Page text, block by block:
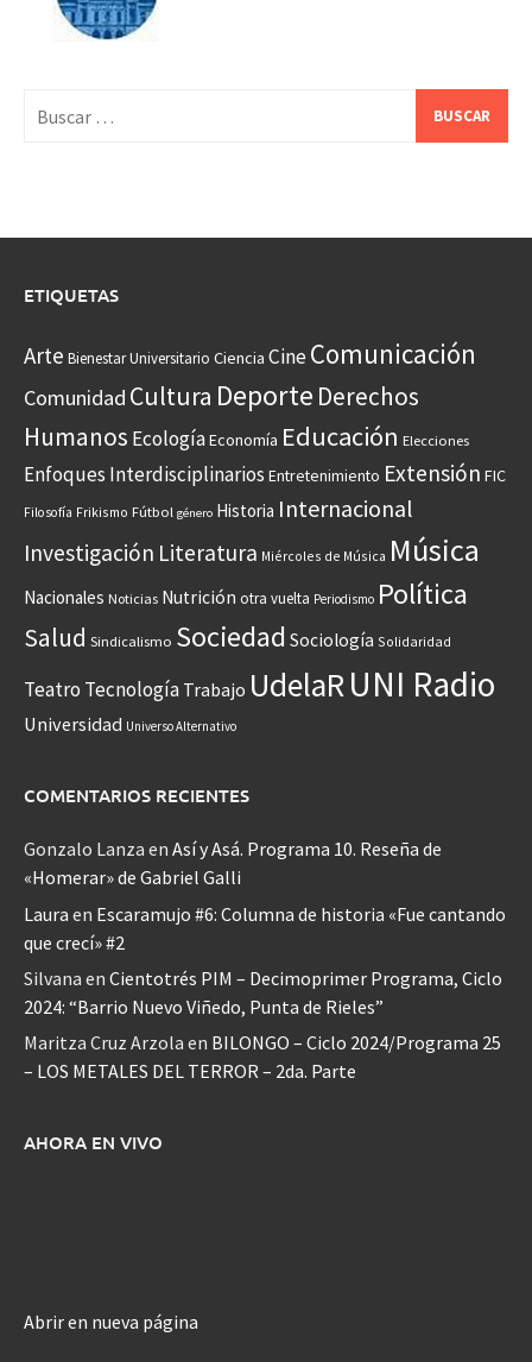
ETIQUETAS
Arte Bienestar Universitario Ciencia CineComunicación
Comunidad Cultura Deporte Derechos
Humanos EcologíaEconomía Educación Elecciones
Enfoques Interdisciplinarios Entretenimiento Extensión FIC
Filosofía Frikismo Fútbol género Historia Internacional
Investigación Literatura Miércoles de Música Música
Nacionales Noticias Nutrición otra vuelta Periodismo Política
Salud Sindicalismo Sociedad Sociología Solidaridad
Teatro Tecnología Trabajo UdelaRUNI Radio
Universidad Universo Alternativo
COMENTARIOS RECIENTES
Gonzalo Lanza en Así y Asá. Programa 10. Reseña de
«Homerar» de Gabriel Galli
Laura en Escaramujo #6: Columna de historia «Fue cantando
que crecí» #2
Silvana en Cientotrés PIM – Decimoprimer Programa, Ciclo
2024: “Barrio Nuevo Viñedo, Punta de Rieles”
Maritza Cruz Arzola en BILONGO – Ciclo 2024/Programa 25
– LOS METALES DEL TERROR – 2da. Parte
AHORA EN VIVO
Abrir en nueva página